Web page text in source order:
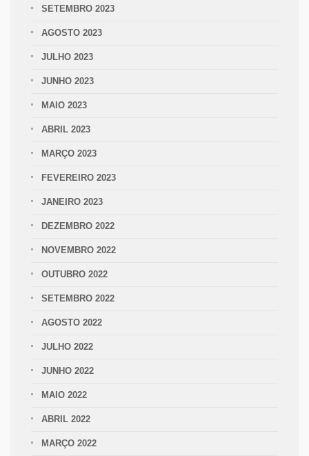
SETEMBRO 2023
AGOSTO 2023
JULHO 2023
JUNHO 2023
MAIO 2023
ABRIL 2023
MARÇO 2023
FEVEREIRO 2023
JANEIRO 2023
DEZEMBRO 2022
NOVEMBRO 2022
OUTUBRO 2022
SETEMBRO 2022
AGOSTO 2022
JULHO 2022
JUNHO 2022
MAIO 2022
ABRIL 2022
MARÇO 2022